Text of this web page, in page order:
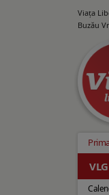
Viața
Buzău
VLG